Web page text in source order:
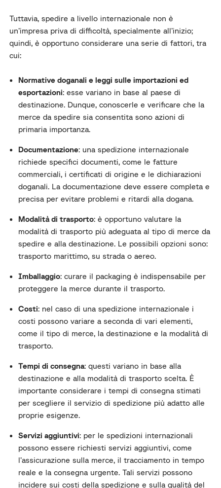
Tuttavia, spedire a livello internazionale non è
un’impresa priva di difficoltà, specialmente all’inizio;
quindi, è opportuno considerare una serie di fattori, tra
cui:
Normative doganali e leggi sulle importazioni ed
esportazioni: esse variano in base al paese di
destinazione. Dunque, conoscerle e verificare che la
merce da spedire sia consentita sono azioni di
primaria importanza.
Documentazione: una spedizione internazionale
richiede specifici documenti, come le fatture
commerciali, i certificati di origine e le dichiarazioni
doganali. La documentazione deve essere completa e
precisa per evitare problemi e ritardi alla dogana.
Modalità di trasporto: è opportuno valutare la
modalità di trasporto più adeguata al tipo di merce da
spedire e alla destinazione. Le possibili opzioni sono:
trasporto marittimo, su strada o aereo.
Imballaggio: curare il packaging è indispensabile per
proteggere la merce durante il trasporto.
Costi: nel caso di una spedizione internazionale i
costi possono variare a seconda di vari elementi,
come il tipo di merce, la destinazione e la modalità di
trasporto.
Tempi di consegna: questi variano in base alla
destinazione e alla modalità di trasporto scelta. È
importante considerare i tempi di consegna stimati
per scegliere il servizio di spedizione più adatto alle
proprie esigenze.
Servizi aggiuntivi: per le spedizioni internazionali
possono essere richiesti servizi aggiuntivi, come
l’assicurazione sulla merce, il tracciamento in tempo
reale e la consegna urgente. Tali servizi possono
incidere sui costi della spedizione e sulla qualità del